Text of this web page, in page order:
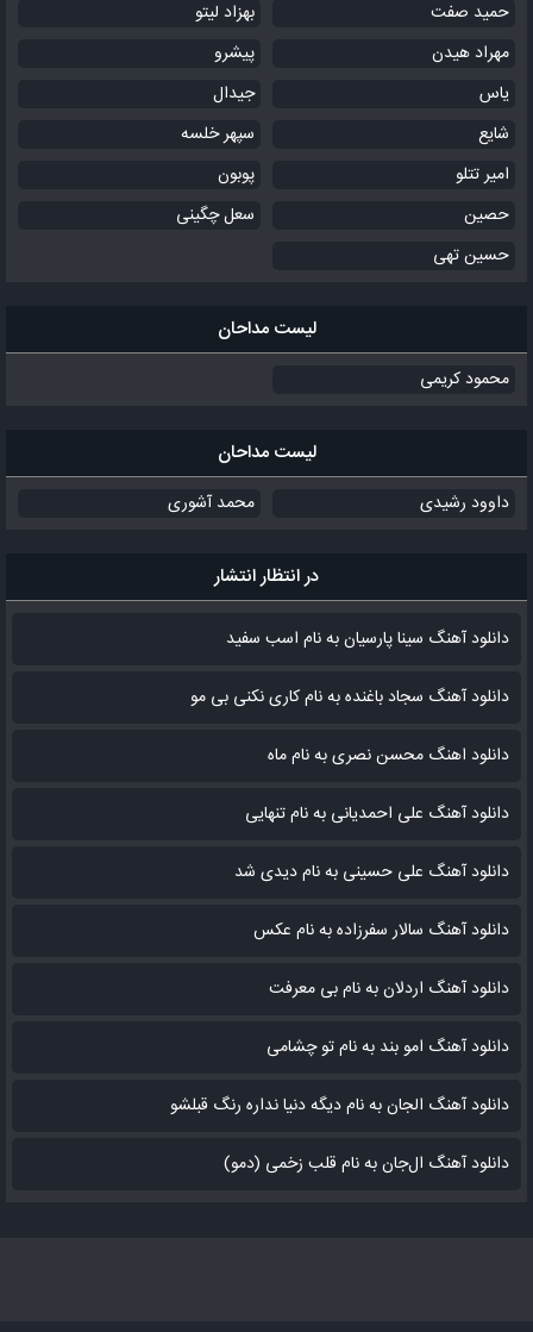
حمید صفت
بهزاد لیتو
مهراد هیدن
پیشرو
یاس
جیدال
شایع
سپهر خلسه
امیر تتلو
پوبون
حصین
سعل چگینی
حسین تهی
لیست مداحان
محمود کریمی
لیست مداحان
داوود رشیدی محمد آشوری
در انتظار انتشار
دانلود آهنگ سینا پارسیان به نام اسب سفید
دانلود آهنگ سجاد باغنده به نام کاری نکنی بی مو
دانلود اهنگ محسن نصری به نام‌ ماه
دانلود آهنگ علی احمدیانی به نام تنهایی
دانلود آهنگ علی حسینی به نام دیدی شد
دانلود آهنگ سالار سفرزاده به نام عکس
دانلود آهنگ اردلان به نام بی معرفت
دانلود آهنگ امو بند به نام تو چشامی
دانلود آهنگ الجان به نام دیگه دنیا نداره رنگ قبلشو
دانلود آهنگ ال‌جان به نام قلب زخمی (دمو)